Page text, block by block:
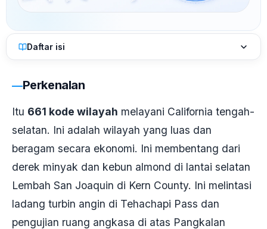
Daftar isi
Perkenalan
Itu 661 kode wilayah melayani California tengah-
selatan. Ini adalah wilayah yang luas dan
beragam secara ekonomi. Ini membentang dari
derek minyak dan kebun almond di lantai selatan
Lembah San Joaquin di Kern County. Ini melintasi
ladang turbin angin di Tehachapi Pass dan
pengujian ruang angkasa di atas Pangkalan